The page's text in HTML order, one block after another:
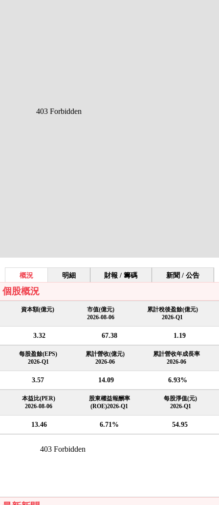
概況 明細 財報 / 籌碼 新聞 / 公告
個股概況
資本額(億元)
市值(億元)
2026-08-06
累計稅後盈餘(億元)
2026-Q1
3.32 67.38 1.19
每股盈餘(EPS)
2026-Q1
累計營收(億元)
2026-06
累計營收年成長率
2026-06
3.57 14.09 6.93%
本益比(PER)
2026-08-06
股東權益報酬率
(ROE)2026-Q1
每股淨值(元)
2026-Q1
13.46 6.71% 54.95